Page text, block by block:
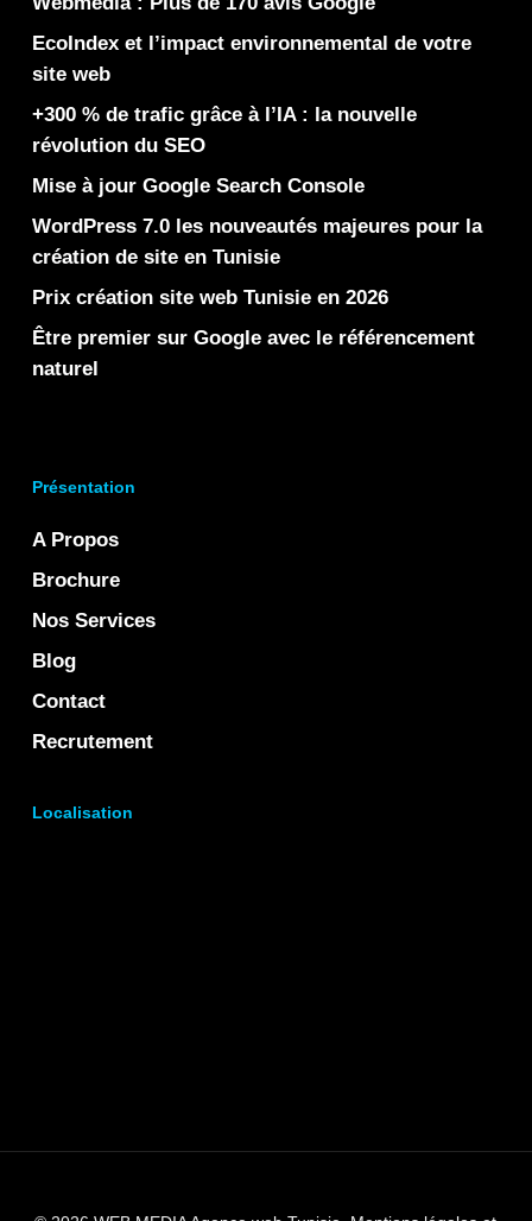
EcoIndex et l’impact environnemental de votre
site web
+300 % de trafic grâce à l’IA : la nouvelle
révolution du SEO
Mise à jour Google Search Console
WordPress 7.0 les nouveautés majeures pour la
création de site en Tunisie
Prix création site web Tunisie en 2026
Être premier sur Google avec le référencement
naturel
Présentation
A Propos
Brochure
Nos Services
Blog
Contact
Recrutement
Localisation